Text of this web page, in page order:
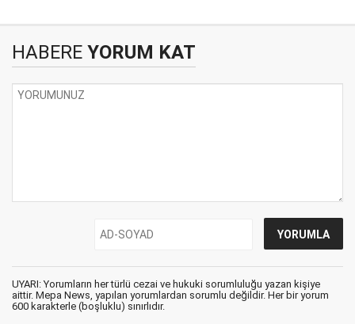
HABERE YORUM KAT
UYARI: Yorumların her türlü cezai ve hukuki sorumluluğu yazan kişiye
aittir. Mepa News, yapılan yorumlardan sorumlu değildir. Her bir yorum
600 karakterle (boşluklu) sınırlıdır.